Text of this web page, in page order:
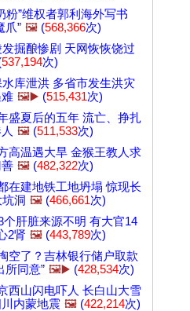
粉”维权者郭利海外写书
爪” 🖼️ (568,366次)
掘酿惨剧 天网恢恢饶过
537,194次)
水库泄洪 多省市发生洪灾
🖼️▶️ (515,431次)
盛夏后的五年 流亡、挣扎
🖼️ (511,533次)
高温遇大旱 金猴王教人求
🖼️ (482,322次)
在建地铁工地坍塌 惊现长
洞 🖼️ (466,661次)
个肝脏来源不明 有大官14
2肾 🖼️ (443,789次)
空了？吉林银行储户取款
所同意” 🖼️▶️ (428,534次)
西山闪电吓人 长白山大雪
内蒙地震 🖼️ (422,214次)